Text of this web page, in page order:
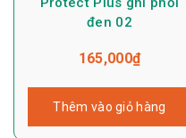
đen 02
165,000₫
Thêm vào giỏ hàng